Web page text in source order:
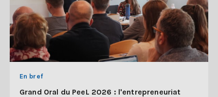
En bref
Grand Oral du PeeL 2026 : l'entrepreneuriat